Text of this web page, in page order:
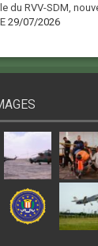
du RVV-SDM,
29/07/2026